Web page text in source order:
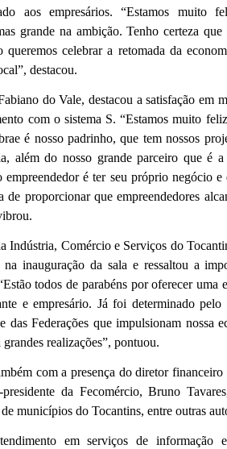
aos empresários. “Estamos muito
grande na ambição. Tenho certeza
queremos celebrar a retomada da
destacou.
do Vale, destacou a satisfação em
com o sistema S. “Estamos muito
é nosso padrinho, que tem nossos
além do nosso grande parceiro que é
é ter seu próprio negócio e
de proporcionar que empreendedores
Indústria, Comércio e Serviços do
na inauguração da sala e ressaltou a
todos de parabéns por oferecer uma
e empresário. Já foi determinado pelo
das Federações que impulsionam nossa
realizações”, pontuou.
com a presença do diretor financeiro
da Fecomércio, Bruno
municípios do Tocantins, entre outras
em serviços de informação